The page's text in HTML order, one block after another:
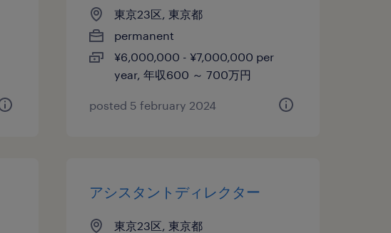
東京23区, 東京都
permanent
¥6,000,000 - ¥7,000,000 per
year, 年収600 ～ 700万円
posted 5 february 2024
アシスタントディレクター
東京23区, 東京都